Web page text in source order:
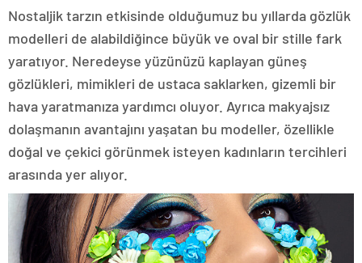
Nostaljik tarzın etkisinde olduğumuz bu yıllarda gözlük
modelleri de alabildiğince büyük ve oval bir stille fark
yaratıyor. Neredeyse yüzünüzü kaplayan güneş
gözlükleri, mimikleri de ustaca saklarken, gizemli bir
hava yaratmanıza yardımcı oluyor. Ayrıca makyajsız
dolaşmanın avantajını yaşatan bu modeller, özellikle
doğal ve çekici görünmek isteyen kadınların tercihleri
arasında yer alıyor.